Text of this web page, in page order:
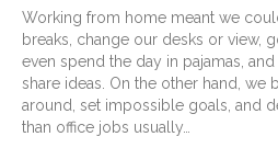
Working from home meant we
breaks, change our desks or view,
even spend the day in pajamas,
share ideas. On the other hand, we
around, set impossible goals, and
than office jobs usually…